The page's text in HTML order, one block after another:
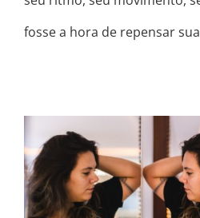
fosse a hora de repensar
SE AMAR NÃO É